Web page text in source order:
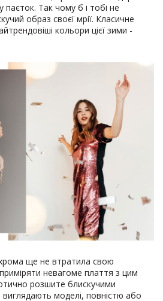
паєток. Так чому б і тобі не
образ своєї мрії. Класичне
кольори цієї зими -
ще не втратила свою
невагоме плаття з цим
розшите блискучими
моделі, повністю або